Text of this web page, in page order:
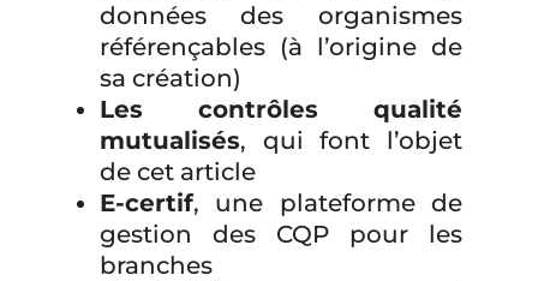
données des organismes
référençables (à l’origine de
sa création)
Les contrôles qualité
mutualisés, qui font l’objet
de cet article
E-certif, une plateforme de
gestion des CQP pour les
branches